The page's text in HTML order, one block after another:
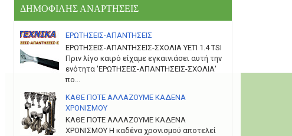
ΔΗΜΟΦΙΛΗΣ ΑΝΑΡΤΗΣΕΙΣ
ΕΡΩΤΗΣΕΙΣ-ΑΠΑΝΤΗΣΕΙΣ
ΕΡΩΤΗΣΕΙΣ-ΑΠΑΝΤΗΣΕΙΣ-ΣΧΟΛΙΑ YETI 1.4 TSI
Πριν λίγο καιρό είχαμε εγκαινιάσει αυτή την
ενότητα 'ΕΡΩΤΗΣΕΙΣ-ΑΠΑΝΤΗΣΕΙΣ-ΣΧΟΛΙΑ'
πο...
ΚΑΘΕ ΠΟΤΕ ΑΛΛΑΖΟΥΜΕ ΚΑΔΕΝΑ
ΧΡΟΝΙΣΜΟΥ
ΚΑΘΕ ΠΟΤΕ ΑΛΛΑΖΟΥΜΕ ΚΑΔΕΝΑ
ΧΡΟΝΙΣΜΟΥ Η καδένα χρονισμού αποτελεί